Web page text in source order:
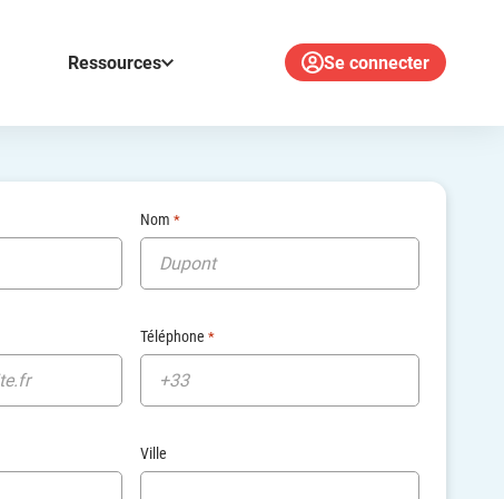
Ressources Se connecter
Nom *
Téléphone *
Ville